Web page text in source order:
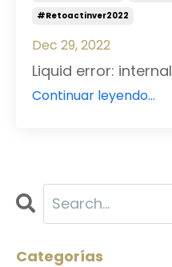
#retoactinver2022
Dec 29, 2022
Liquid error: internal
Continuar leyendo...
Categorías